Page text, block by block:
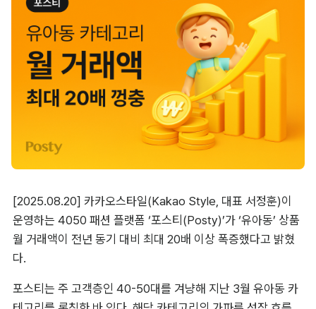
[2025.08.20] 카카오스타일(Kakao Style, 대표 서정훈)이
운영하는 4050 패션 플랫폼 ‘포스티(Posty)’가 ‘유아동’ 상품
월 거래액이 전년 동기 대비 최대 20배 이상 폭증했다고 밝혔
다.
포스티는 주 고객층인 40-50대를 겨냥해 지난 3월 유아동 카